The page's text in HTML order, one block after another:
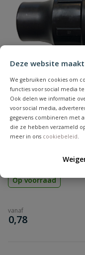
Deze website
We gebruiken cookies om
functies voor social media
Ook delen we informatie
voor social media,
gegevens combineren met
die ze hebben verzameld
meer in ons cookiebeleid
Naam
Samenvatting
Beoordeling
Druppelslang
Voor het verbinden
Op voorraad
vanaf
€
0,78